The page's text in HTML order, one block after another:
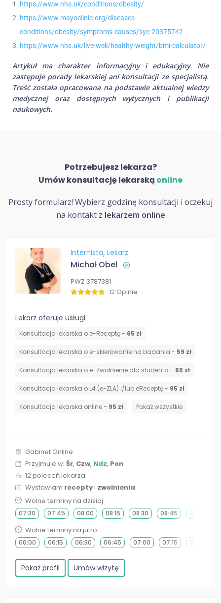
https://www.nhs.uk/conditions/obesity/
https://www.mayoclinic.org/diseases-
conditions/obesity/symptoms-causes/syc-20375742
https://www.nhs.uk/live-well/healthy-weight/bmi-calculator/
Artykuł ma charakter informacyjny i edukacyjny. Nie
zastępuje porady lekarskiej ani konsultacji ze specjalistą.
Treść została opracowana na podstawie aktualnej wiedzy
medycznej oraz dostępnych wytycznych i publikacji
naukowych.
Potrzebujesz lekarza?
Umów konsultację lekarską online
Prosty formularz! Wybierz godzinę konsultacji i oczekuj
na kontakt z lekarzem online
Internista Lekarz
Michał Obel
PWZ 3787381
12 Opinie
Lekarz oferuje usługi:
Konsultacja lekarska o e-Receptę - 65 zł
Konsultacja lekarska o e-skierowanie na badania - 59 zł
Konsultacja lekarska o e-Zwolnienie dla studenta - 65 zł
Konsultacja lekarska o L4 (e-ZLA) i/lub eReceptę - 95 zł
Konsultacja lekarska online - 95 zł Pokaż wszystkie
Gabinet Online
Przyjmuje w: Śr, Czw, Ndz, Pon
12 poleceń lekarza
Wystawiam receptyi zwolnienia
Wolne terminy na dzisiaj:
07:30 07:45 08:00 08:15 08:30 08:45 09:00
Wolne terminy na jutro:
06:00 06:15 06:30 06:45 07:00 07:15 07:30
Pokaż profil Umów wizytę